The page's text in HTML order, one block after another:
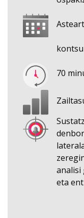
70
analisi
eta